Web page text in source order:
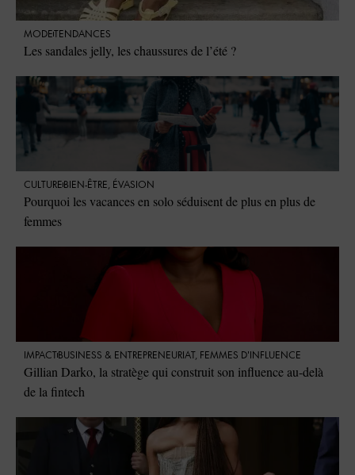
MODETENDANCES
Les sandales jelly, les chaussures de l’été ?
CULTURE BIEN-ÊTRE, ÉVASION
Pourquoi les vacances en solo séduisent de plus en plus de
femmes
IMPACT ⁠BUSINESS & ENTREPRENEURIAT, FEMMES D'INFLUENCE
Gillian Darko, la stratège qui construit son influence au-delà
de la fintech